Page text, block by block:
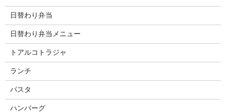
日替わり弁当
日替わり弁当メニュー
トアルコトラジャ
ランチ
パスタ
ハンバーグ